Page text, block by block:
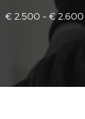
€ 2.500 - € 2.600